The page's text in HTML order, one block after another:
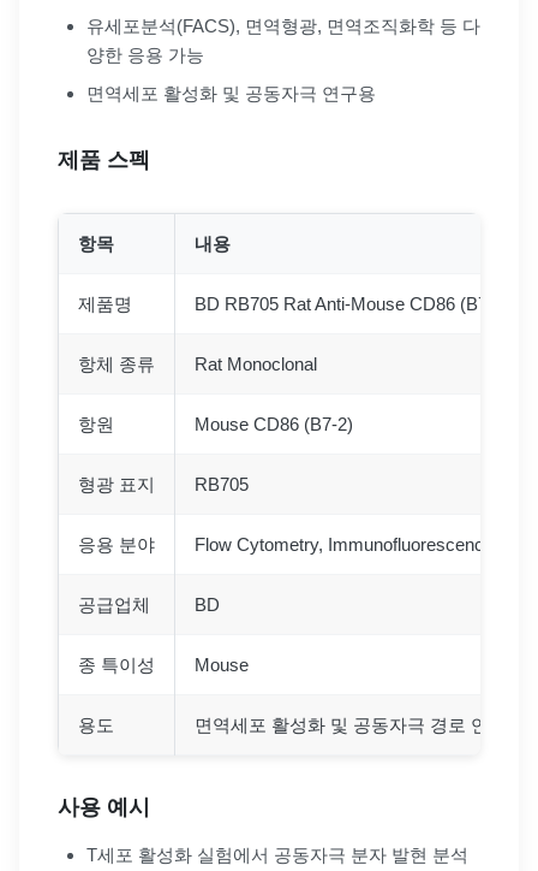
유세포분석(FACS), 면역형광, 면역조직화학 등 다
양한 응용 가능
면역세포 활성화 및 공동자극 연구용
제품 스펙
항목 내용
제품명 BD RB705 Rat Anti-Mouse CD86 (B7-2)
항체 종류 Rat Monoclonal
항원 Mouse CD86 (B7-2)
형광 표지 RB705
응용 분야 Flow Cytometry, Immunofluorescence,
공급업체 BD
종 특이성 Mouse
용도 면역세포 활성화 및 공동자극 경로 연구
사용 예시
T세포 활성화 실험에서 공동자극 분자 발현 분석